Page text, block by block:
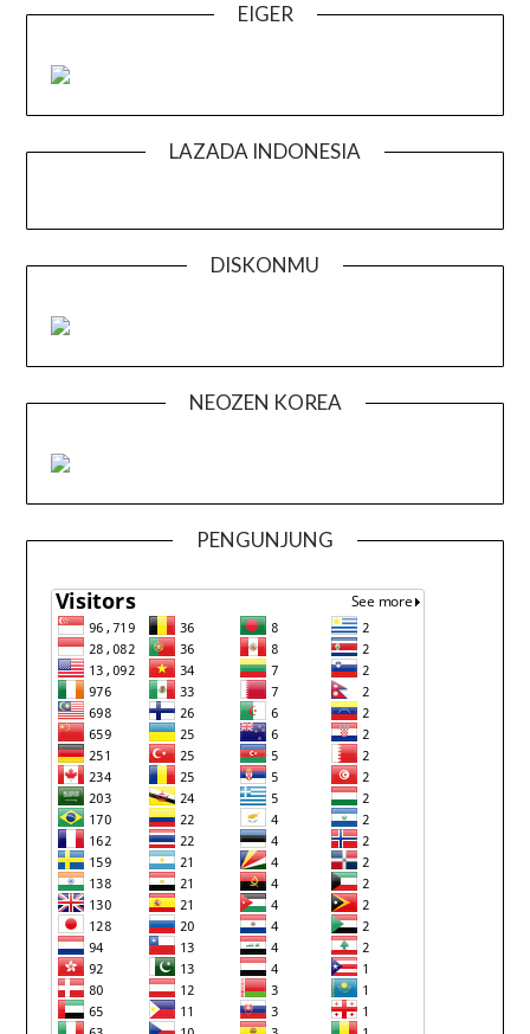
EIGER
LAZADA INDONESIA
DISKONMU
NEOZEN KOREA
PENGUNJUNG